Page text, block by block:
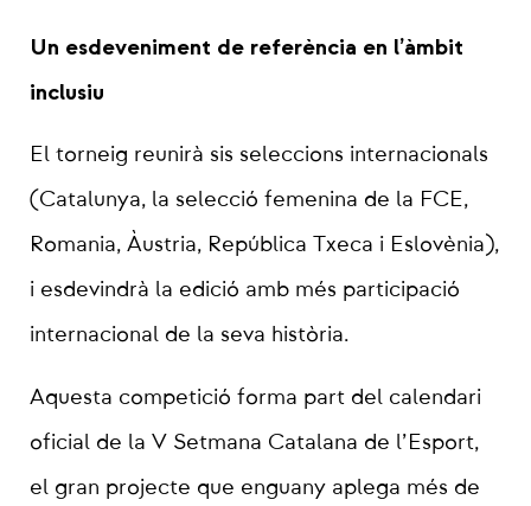
Un esdeveniment de referència en l’àmbit
inclusiu
El torneig reunirà sis seleccions internacionals
(Catalunya, la selecció femenina de la FCE,
Romania, Àustria, República Txeca i Eslovènia),
i esdevindrà la edició amb més participació
internacional de la seva història.
Aquesta competició forma part del calendari
oficial de la V Setmana Catalana de l’Esport,
el gran projecte que enguany aplega més de